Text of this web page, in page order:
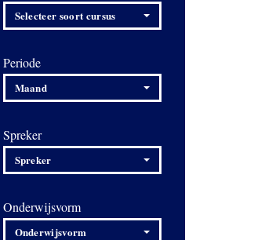
Selecteer soort cursus
Periode
Maand
Spreker
Spreker
Onderwijsvorm
Onderwijsvorm